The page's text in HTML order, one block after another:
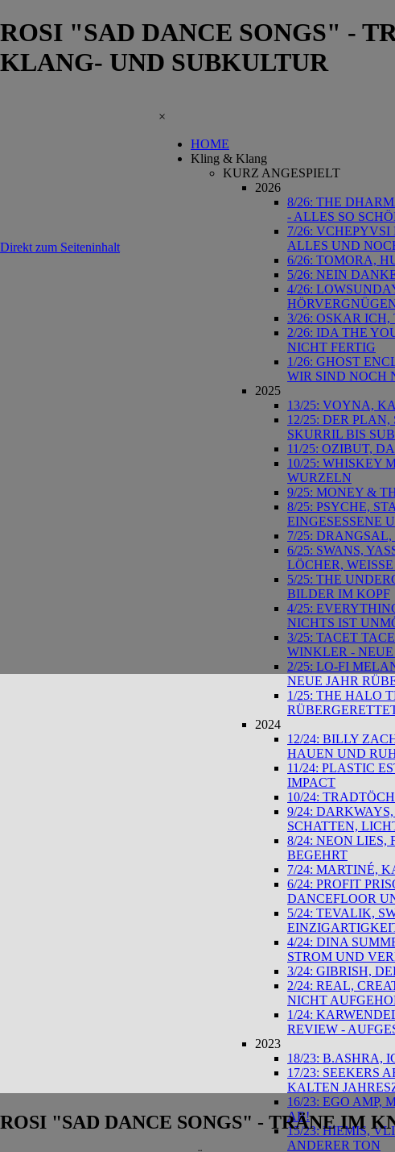
ROSI "SAD DANCE SONGS" -
KLANG- UND SUBKULTUR
×
HOME
Kling & Klang
KURZ ANGESPIELT
2026
8/26: THE
- ALLES SO
7/26:
ALLES UND
6/26: TOMORA,
5/26: NEIN
4/26:
3/26: OSKAR
2/26: IDA THE
NICHT FERTIG
1/26: GHOST
WIR SIND NOCH
2025
13/25: VOYNA,
12/25: DER
SKURRIL BIS
11/25: OZIBUT,
10/25: WHISKEY
WURZELN
9/25: MONEY &
8/25: PSYCHE,
EINGESESSENE
7/25:
6/25: SWANS,
LÖCHER,
5/25: THE
BILDER IM KOPF
4/25:
NICHTS IST
3/25: TACET
WINKLER -
2/25: LO-FI
NEUE JAHR
1/25: THE HALO
2024
12/24: BILLY
HAUEN UND
11/24: PLASTIC
IMPACT
10/24:
9/24:
SCHATTEN,
8/24: NEON LIES,
BEGEHRT
7/24: MARTINÉ,
6/24: PROFIT
DANCEFLOOR
5/24: TEVALIK,
4/24: DINA
STROM UND
3/24: GIBRISH,
2/24: REAL,
NICHT
1/24:
REVIEW -
2023
18/23: B.ASHRA,
17/23: SEEKERS
KALTEN
16/23: EGO AMP,
AB!
15/23: HIEMIS,
ANDERER TON
Direkt zum Seiteninhalt
ROSI "SAD DANCE SONGS" - TRÄNE IM